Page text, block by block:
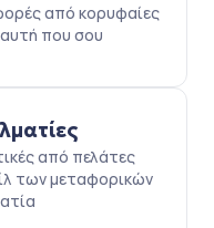
από κορυφαίες
αυτή που σου
από πελάτες
των μεταφορικών